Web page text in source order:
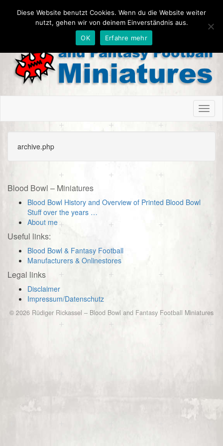
archive.php
Blood Bowl – Miniatures
Blood Bowl History and Overview of Printed Blood Bowl
Stuff over the years …
About me
Useful links:
Blood Bowl & Fantasy Football
Manufacturers & Onlinestores
Legal links
Disclaimer
Impressum/Datenschutz
© 2026 Rüdiger Rickassel – Blood Bowl and Fantasy Football Miniatures
Diese Website benutzt Cookies. Wenn du die Website weiter
nutzt, gehen wir von deinem Einverständnis aus.
OK
Erfahre mehr